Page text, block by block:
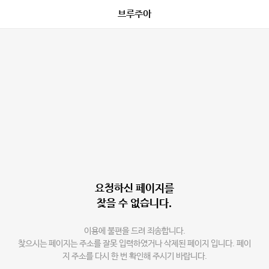
브루주아
요청하신 페이지를
찾을 수 없습니다.
이용에 불편을 드려 죄송합니다.
찾으시는 페이지는 주소를 잘못 입력하였거나 삭제된 페이지 입니다. 페이
지 주소를 다시 한 번 확인해 주시기 바랍니다.